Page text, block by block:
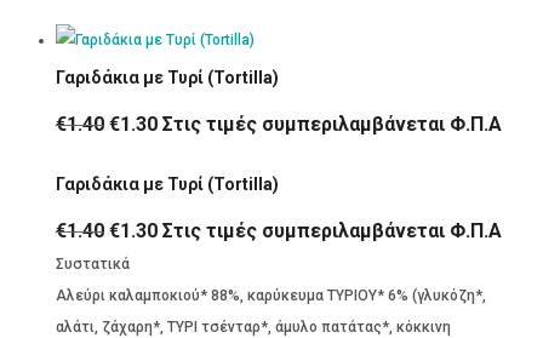
Γαριδάκια με Τυρί (Tortilla)
€1.40 Original
was:
€1.40.
€1.30Η
τιμή
είναι:
Στις τιμές συμπεριλαμβάνεται Φ.Π.Α
Γαριδάκια με Τυρί (Tortilla)
€1.40 Original
price
was:
€1.40.
€1.30Η
τιμή
είναι:
Στις τιμές συμπεριλαμβάνεται Φ.Π.Α
Συστατικά
Αλεύρι καλαμποκιού* 88%, καρύκευμα ΤΥΡΙΟΥ* 6% (γλυκόζη*,
αλάτι, ζάχαρη*, ΤΥΡΙ τσένταρ*, άμυλο πατάτας*, κόκκινη